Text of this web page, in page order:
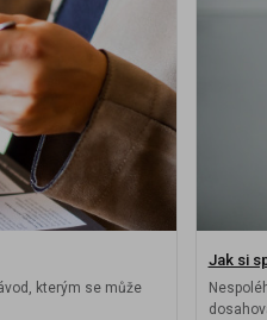
kterým se může
Jak si